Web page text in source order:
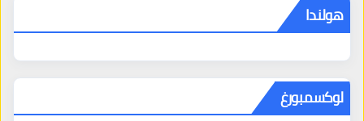
هولندا
لوكسمبورغ